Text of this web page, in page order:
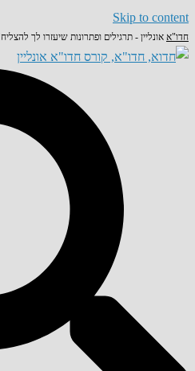
Skip to content
חדו"א אונליין - תרגילים ופתרונות שיעזרו לך